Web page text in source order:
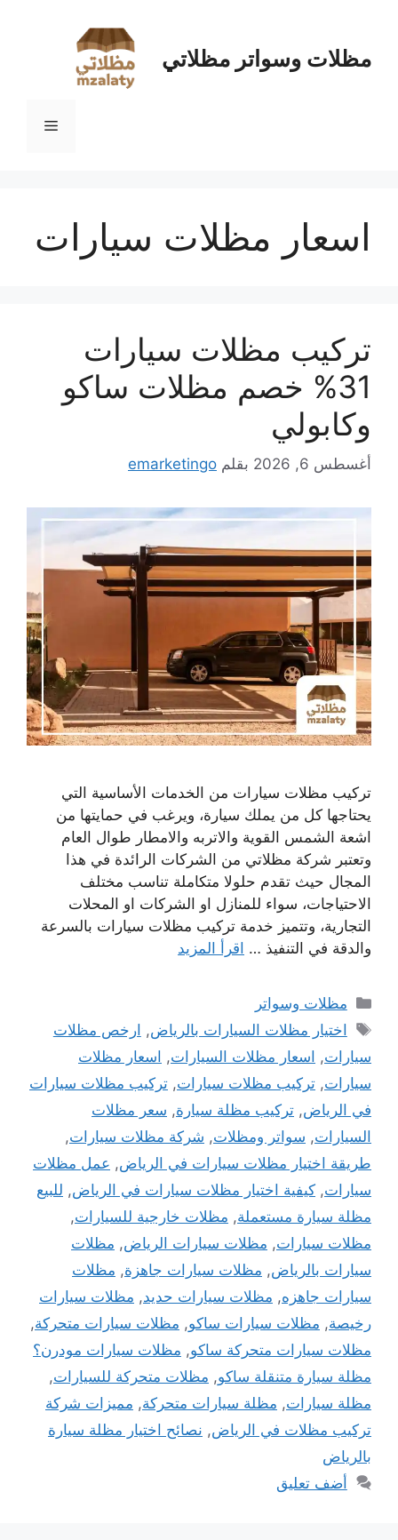
المحتوىمظلات وسواتر مظلاتي
القائمة
اسعار مظلات سيارات
تركيب مظلات سيارات
31% خصم مظلات ساكو
وكابولي
أغسطس 6, 2026 بقلم emarketingo
تركيب مظلات سيارات من الخدمات الأساسية التي
يحتاجها كل من يملك سيارة، ويرغب في حمايتها من
اشعة الشمس القوية والاتربه والامطار طوال العام
وتعتبر شركة مظلاتي من الشركات الرائدة في هذا
المجال حيث تقدم حلولا متكاملة تناسب مختلف
الاحتياجات، سواء للمنازل او الشركات او المحلات
التجارية، وتتميز خدمة تركيب مظلات سيارات بالسرعة
والدقة في التنفيذ … اقرأ المزيد
التصنيفات
مظلات وسواتر
الوسوم
اختيار مظلات السيارات بالرياض, ارخص مظلات
سيارات, اسعار مظلات السيارات, اسعار مظلات
سيارات, تركيب مظلات سيارات, تركيب مظلات سيارات
في الرياض, تركيب مظلة سيارة, سعر مظلات
السيارات, سواتر ومظلات, شركة مظلات سيارات,
طريقة اختيار مظلات سيارات في الرياض, عمل مظلات
سيارات, كيفية اختيار مظلات سيارات في الرياض, للبيع
مظلة سيارة مستعملة, مظلات خارجية للسيارات,
مظلات سيارات, مظلات سيارات الرياض, مظلات
سيارات بالرياض, مظلات سيارات جاهزة, مظلات
سيارات جاهزه, مظلات سيارات حديد, مظلات سيارات
رخيصة, مظلات سيارات ساكو, مظلات سيارات متحركة,
مظلات سيارات متحركة ساكو, مظلات سيارات مودرن؟
مظلة سيارة متنقلة ساكو, مظلات متحركة للسيارات,
مظلة سيارات, مظلة سيارات متحركة, مميزات شركة
تركيب مظلات في الرياض, نصائح اختيار مظلة سيارة
بالرياض
أضف تعليق